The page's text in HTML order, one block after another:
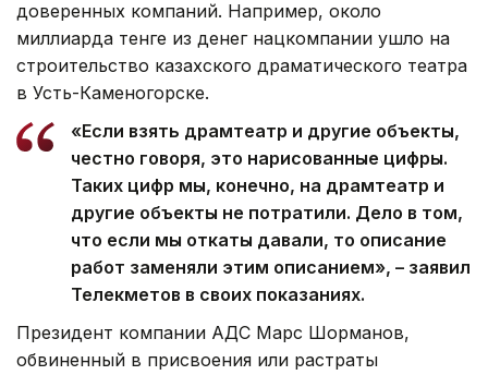
доверенных компаний. Например, около
миллиарда тенге из денег нацкомпании ушло на
строительство казахского драматического театра
в Усть-Каменогорске.
«Если взять драмтеатр и другие объекты,
честно говоря, это нарисованные цифры.
Таких цифр мы, конечно, на драмтеатр и
другие объекты не потратили. Дело в том,
что если мы откаты давали, то описание
работ заменяли этим описанием», – заявил
Телекметов в своих показаниях.
Президент компании АДС Марс Шорманов,
обвиненный в присвоения или растраты